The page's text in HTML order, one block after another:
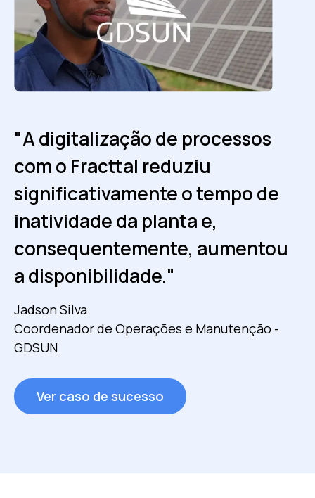
"A digitalização de processos
com o Fracttal reduziu
significativamente o tempo de
inatividade da planta e,
consequentemente, aumentou
a disponibilidade."
Jadson Silva
Coordenador de Operações e Manutenção -
GDSUN
Ver caso de sucesso
"O Fracttal nos facilita analisar e
reportar o desempenho. Agora
todas as informações estão
centralizadas, e temos maior
visibilidade da realidade
operacional da planta."
Mikel Goiriena
Líder de Excelência Operacional - Zelestra
Ver caso de sucesso